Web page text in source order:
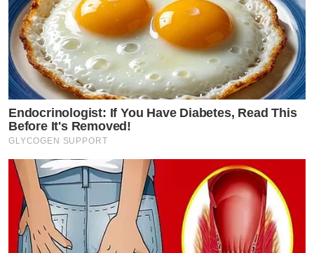
Endocrinologist: If You Have Diabetes, Read This
Before It's Removed!
GLYCOGEN SUPPORT